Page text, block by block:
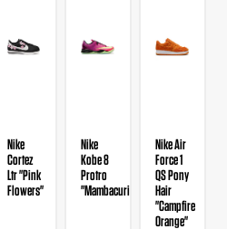
Nike
Cortez
Ltr "Pink
Flowers"
Nike
Kobe 8
Protro
"Mambacurial"
Nike Air
Force 1
QS Pony
Hair
"Campfire
Orange"